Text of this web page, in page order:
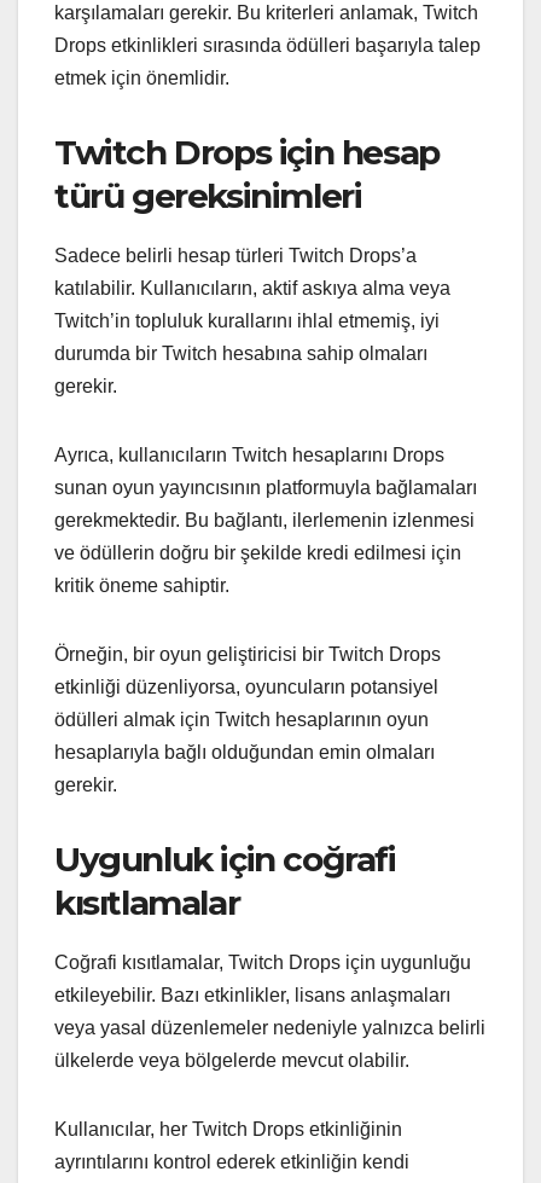
karşılamaları gerekir. Bu kriterleri anlamak, Twitch
Drops etkinlikleri sırasında ödülleri başarıyla talep
etmek için önemlidir.
Twitch Drops için hesap
türü gereksinimleri
Sadece belirli hesap türleri Twitch Drops’a
katılabilir. Kullanıcıların, aktif askıya alma veya
Twitch’in topluluk kurallarını ihlal etmemiş, iyi
durumda bir Twitch hesabına sahip olmaları
gerekir.
Ayrıca, kullanıcıların Twitch hesaplarını Drops
sunan oyun yayıncısının platformuyla bağlamaları
gerekmektedir. Bu bağlantı, ilerlemenin izlenmesi
ve ödüllerin doğru bir şekilde kredi edilmesi için
kritik öneme sahiptir.
Örneğin, bir oyun geliştiricisi bir Twitch Drops
etkinliği düzenliyorsa, oyuncuların potansiyel
ödülleri almak için Twitch hesaplarının oyun
hesaplarıyla bağlı olduğundan emin olmaları
gerekir.
Uygunluk için coğrafi
kısıtlamalar
Coğrafi kısıtlamalar, Twitch Drops için uygunluğu
etkileyebilir. Bazı etkinlikler, lisans anlaşmaları
veya yasal düzenlemeler nedeniyle yalnızca belirli
ülkelerde veya bölgelerde mevcut olabilir.
Kullanıcılar, her Twitch Drops etkinliğinin
ayrıntılarını kontrol ederek etkinliğin kendi